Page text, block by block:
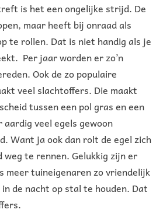
is het een ongelijke strijd. De
maar heeft bij onraad als
te rollen. Dat is niet handig als je
Per jaar worden er zo’n
Ook de zo populaire
veel slachtoffers. Die maakt
tussen een pol gras en een
veel egels gewoon
Want ja ook dan rolt de egel zich
weg te rennen. Gelukkig zijn er
meer tuineigenaren zo vriendelijk
de nacht op stal te houden. Dat